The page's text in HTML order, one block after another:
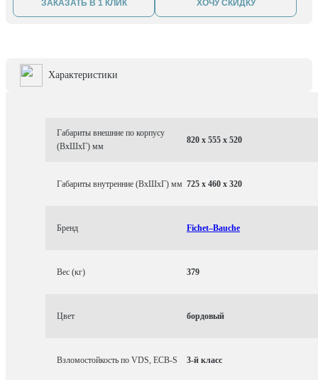
ЗАКАЗАТЬ В 1 КЛИК ХОЧУ СКИДКУ
Характеристики
Габариты внешние по корпусу
(ВхШхГ) мм
820 x 555 x 520
Габариты внутренние (ВхШхГ) мм 725 x 460 x 320
Бренд Fichet–Bauche
Вес (кг) 379
Цвет бордовый
Взломостойкость по VDS, ECB-S 3-й класс